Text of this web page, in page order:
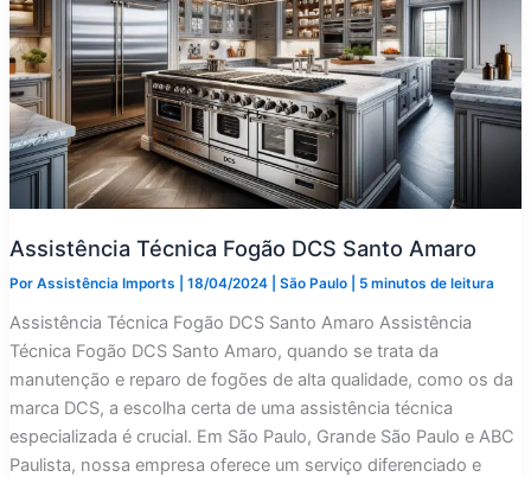
Assistência Técnica Fogão DCS Santo Amaro
Por Assistência Imports 18/04/2024 São Paulo| 5 minutos de leitura
Assistência Técnica Fogão DCS Santo Amaro Assistência
Técnica Fogão DCS Santo Amaro, quando se trata da
manutenção e reparo de fogões de alta qualidade, como os da
marca DCS, a escolha certa de uma assistência técnica
especializada é crucial. Em São Paulo, Grande São Paulo e ABC
Paulista, nossa empresa oferece um serviço diferenciado e